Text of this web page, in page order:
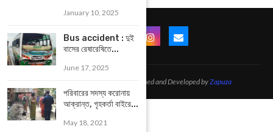
@2021 - All Right Reserved. Designed and Developed by Zapuza
January 10, 2025
Bus accident : দুই
বাসের রেষারেষিতে...
June 17, 2025
পরিবারের সদস্য করোনায়
আক্রান্ত, গৃহকর্তা বাইরে...
May 18, 2021